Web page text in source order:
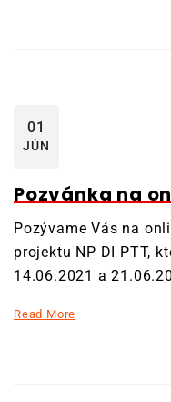
01
JÚN
Pozvánka na
Pozývame Vás na
projektu NP DI PTT,
14.06.2021 a
Read More